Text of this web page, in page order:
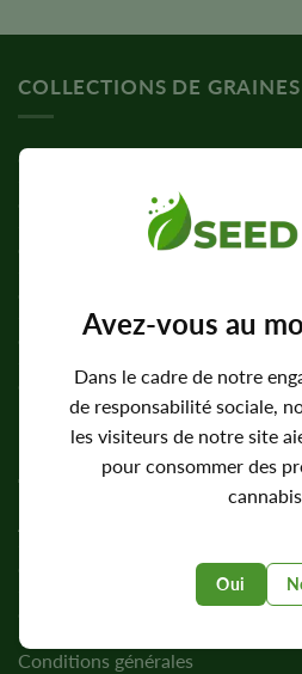
Avez-vous au
Dans le cadre de notre
de responsabilité sociale,
les visiteurs de notre site
pour consommer des
cannabis.
Oui
COLLECTIONS DE GRAINES
Graines féminisées
Graines à floraison automatique
Graines standard
Graines à forte teneur en THC
Graines faciles à cultiver
ENTREPRISE
À propos
Conditions générales